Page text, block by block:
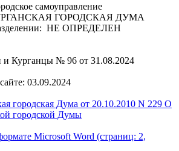
самоуправление
ГОРОДСКАЯ ДУМА
НЕ ОПРЕДЕЛЕН
Курганцы № 96 от 31.08.2024
03.09.2024
городская Дума от 20.10.2010 N 229 О
городской Думы
Microsoft Word (страниц: 2,